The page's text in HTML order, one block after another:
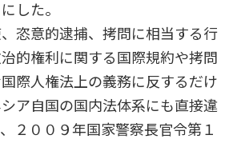
した。
恣意的逮捕、拷問に相当する行
的権利に関する国際規約や拷問
際人権法上の義務に反するだけ
ア自国の国内法体系にも直接違
２００９年国家警察長官令第１